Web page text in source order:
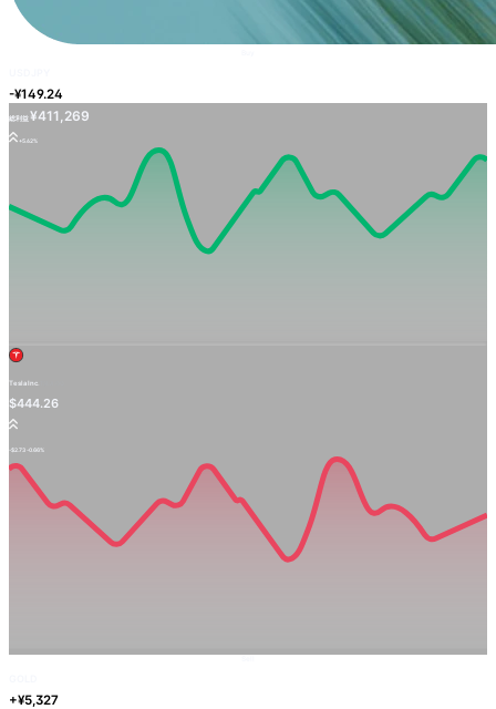
-¥149.24
総利益¥411,269
+5.62%
Tesla Inc.
$444.26
-$2.73 -0.66%
+¥5,327